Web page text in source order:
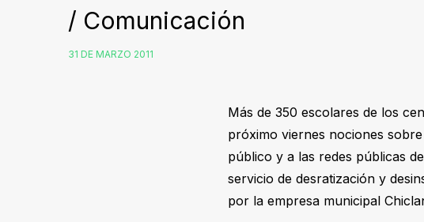
/ Comunicación
31 DE MARZO 2011
Más de 350 escolares de los
próximo viernes nociones
público y a las redes públicas
servicio de desratización y
por la empresa municipal